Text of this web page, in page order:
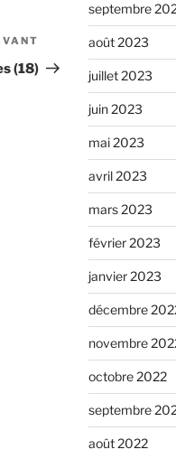
suivant
(18)
septembre
août 2023
juillet 2023
juin 2023
mai 2023
avril 2023
mars 2023
février 2023
janvier 2023
décembre
novembre
octobre 2022
septembre
août 2022